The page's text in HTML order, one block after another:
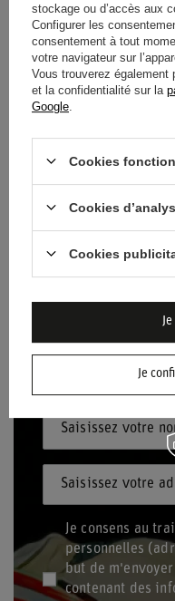
VOITURE MINIATURE
18,40 € / article
BULLETIN
Restez informé(e)
Saisissez votre
Saisissez votre
Je consens au
personnelles
but de
contenant des
stockage ou d’accès aux
Configurer les
consentement à tout
votre navigateur sur
Vous trouverez également
et la confidentialité sur la
Google
Cookies
Cookies
Cookies
Je